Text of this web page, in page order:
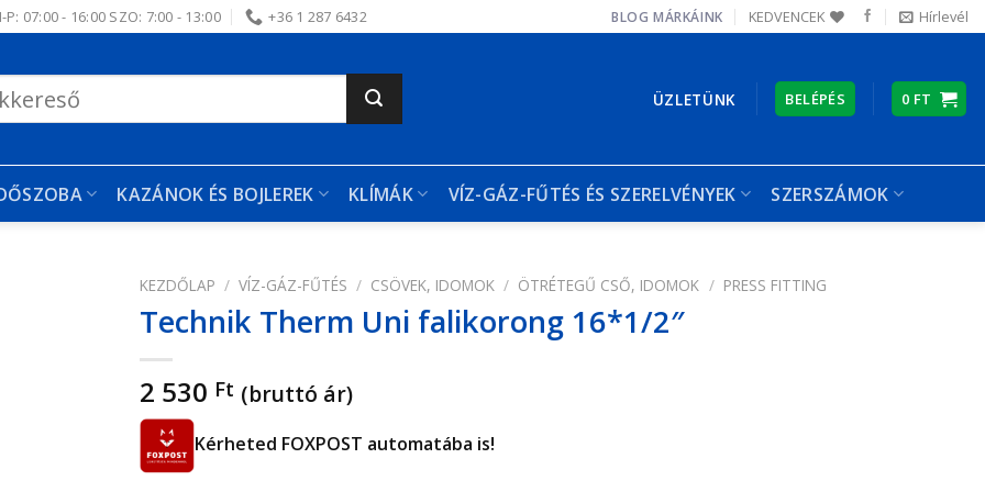
P: 07:00 - 16:00 SZO: 7:00 - 13:00 +36 1 287 6432 BLOG MÁRKÁINK KEDVENCEK Hírlevél
ÜZLETÜNK BELÉPÉS 0 FT
KAZÁNOK ÉS BOJLEREK KLÍMÁK VÍZ-GÁZ-FŰTÉS ÉS SZERELVÉNYEK SZERSZÁMOK
KEZDŐLAP / VÍZ-GÁZ-FŰTÉS / CSÖVEK, IDOMOK / ÖTRÉTEGŰ CSŐ, IDOMOK / PRESS FITTING
Technik Therm Uni falikorong 16*1/2″
2 530 Ft (bruttó ár)
Kérheted FOXPOST automatába is!